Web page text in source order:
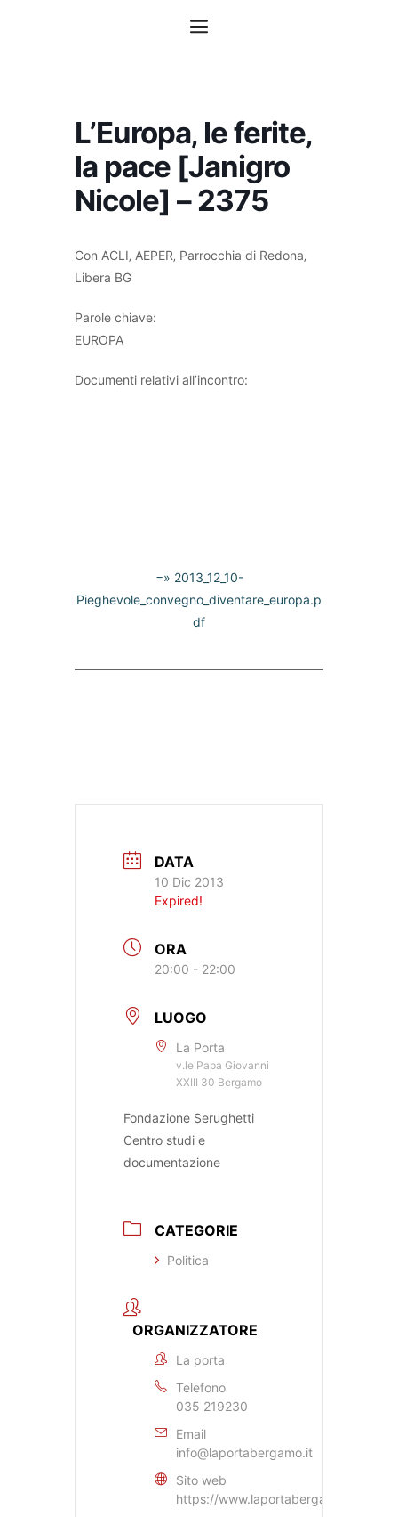
Menu
L’Europa‚ le ferite‚
la pace [Janigro
Nicole] – 2375
Con ACLI‚ AEPER‚ Parrocchia di Redona‚
Libera BG
Parole chiave:
EUROPA
Documenti relativi all’incontro:
=» 2013_12_10-
Pieghevole_convegno_diventare_europa.p
df
DATA
10 Dic 2013
Expired!
ORA
20:00 - 22:00
LUOGO
La Porta
v.le Papa Giovanni
XXIII 30 Bergamo
Fondazione Serughetti
Centro studi e
documentazione
CATEGORIE
Politica
ORGANIZZATORE
La porta
Telefono
035 219230
Email
info@laportabergamo.it
Sito web
https://www.laportabergamo.it